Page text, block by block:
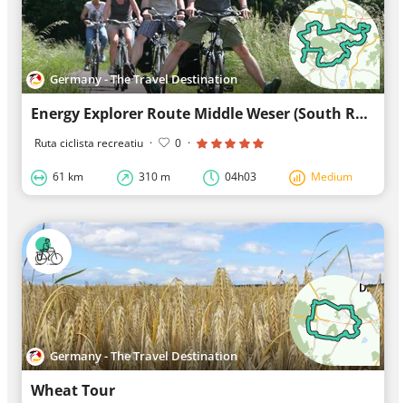
Germany - The Travel Destination
Energy Explorer Route Middle Weser (South Route)
Ruta ciclista recreatiu · 0 ·
61 km 310 m 04h03 Medium
Germany - The Travel Destination
Wheat Tour